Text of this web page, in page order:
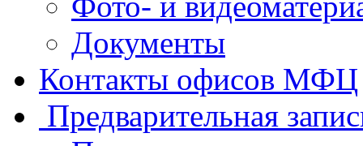
Документы
Контакты офисов МФЦ
Предварительная